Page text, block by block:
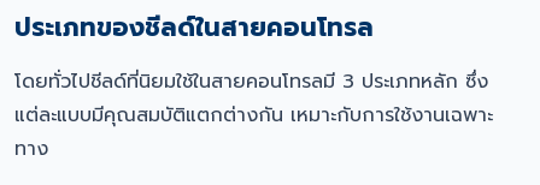
ประเภทของชีลด์ในสายคอนโทรล
โดยทั่วไปชีลด์ที่นิยมใช้ในสายคอนโทรลมี 3 ประเภทหลัก ซึ่ง
แต่ละแบบมีคุณสมบัติแตกต่างกัน เหมาะกับการใช้งานเฉพาะ
ทาง